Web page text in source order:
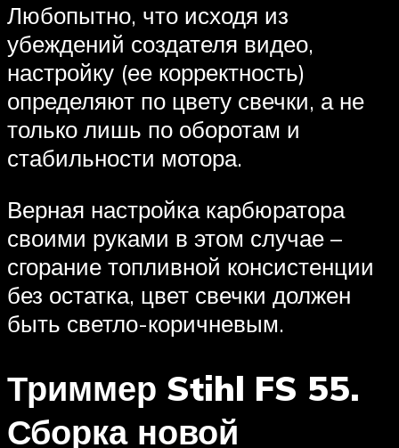
Любопытно, что исходя из
убеждений создателя видео,
настройку (ее корректность)
определяют по цвету свечки, а не
только лишь по оборотам и
стабильности мотора.
Верная настройка карбюратора
своими руками в этом случае –
сгорание топливной консистенции
без остатка, цвет свечки должен
быть светло-коричневым.
Триммер Stihl FS 55.
Сборка новой